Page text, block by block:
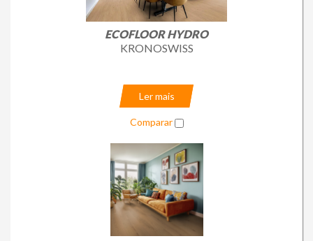
ECOFLOOR HYDRO
KRONOSWISS
Ler mais
Comparar